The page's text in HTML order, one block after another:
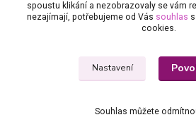
info@x-nails.cz
© Copyright 2026 X-
spoustu klikání a nezobrazovaly se vám
nezajímají, potřebujeme od Vás souhlas
cookies.
Nastavení
Souhlas můžete